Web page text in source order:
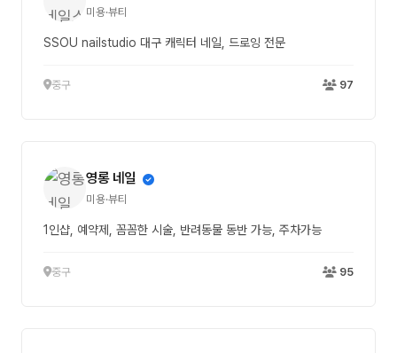
미용·뷰티
SSOU nailstudio 대구 캐릭터 네일, 드로잉 전문
중구 97
영롱 네일
미용·뷰티
1인샵, 예약제, 꼼꼼한 시술, 반려동물 동반 가능, 주차가능
중구 95